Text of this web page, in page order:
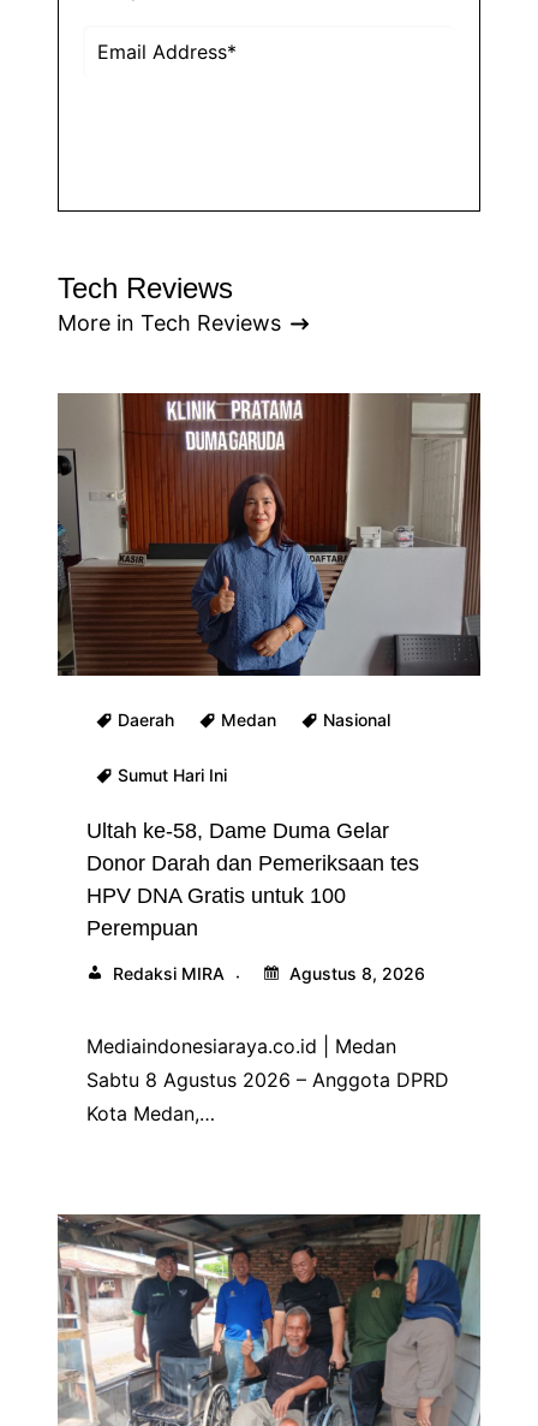
Tech Reviews
More in Tech Reviews
Daerah Medan Nasional
Sumut Hari Ini
Ultah ke-58, Dame Duma Gelar
Donor Darah dan Pemeriksaan tes
HPV DNA Gratis untuk 100
Perempuan
Redaksi MIRA Agustus 8, 2026
Mediaindonesiaraya.co.id | Medan
Sabtu 8 Agustus 2026 – Anggota DPRD
Kota Medan,…